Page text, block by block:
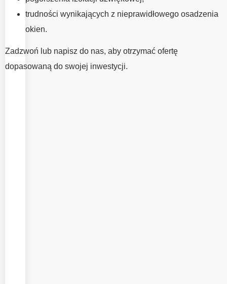
znaczenie jak
wybór
odpowiedniej
jakości wykonania
trudności wynikających z nieprawidłowego osadzenia
okien.
Zadzwoń lub napisz do nas, aby otrzymać ofertę
dopasowaną do swojej inwestycji.